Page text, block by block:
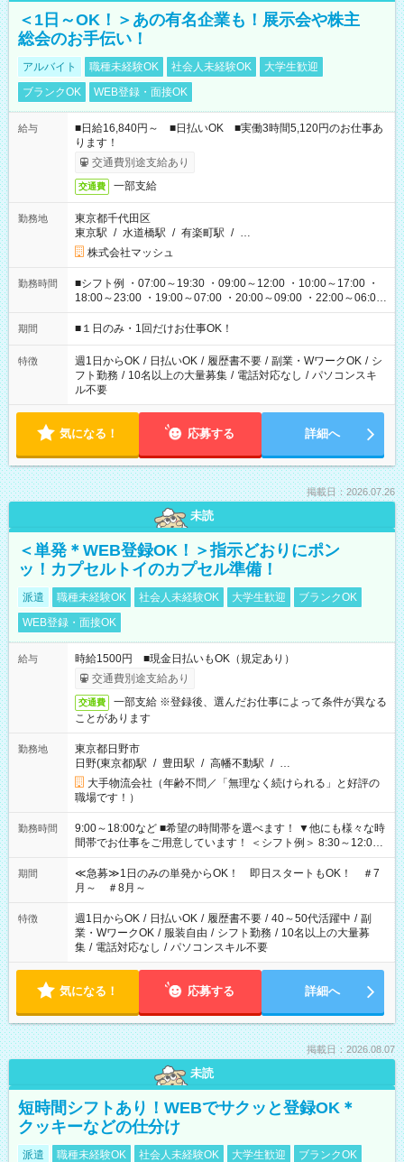
＜1日～OK！＞あの有名企業も！展示会や株主
総会のお手伝い！
アルバイト 職種未経験OK 社会人未経験OK
大学生歓迎
ブランクOK
WEB登録・面接OK
給与
■日給16,840円～ ■日払いOK ■実働3時間5,120円のお仕事あ
ります！
交通費別途支給あり
交通費 一部支給
勤務地
東京都千代田区
東京駅 / 水道橋駅 / 有楽町駅 / …
株式会社マッシュ
勤務時間
■シフト例 ・07:00～19:30 ・09:00～12:00 ・10:00～17:00 ・
18:00～23:00 ・19:00～07:00 ・20:00～09:00 ・22:00～06:00
etc ★最短で3時間で5,120円のお仕事から 15時間で2万円近く稼
げるお仕事も！ ご希望のお時間に合わせてご紹介！ ※シフトは
ください！
期間 ■１日のみ・1回だけお仕事OK！
特徴 週1日からOK / 日払いOK / 履歴書不要 / 副業・WワークOK / シ
フト勤務 / 10名以上の大量募集 / 電話対応なし / パソコンスキ
ル不要
気になる！ 応募する 詳細へ
掲載日：2026.07.26
未読
＜単発＊WEB登録OK！＞指示どおりにポン
ッ！カプセルトイのカプセル準備！
派遣 職種未経験OK 社会人未経験OK 大学生歓迎
ブランクOK
WEB登録・面接OK
給与
時給1500円 ■現金日払いもOK（規定あり）
交通費別途支給あり
交通費
一部支給 ※登録後、選んだお仕事によって条件が異なる
ことがあります
勤務地
東京都日野市
日野(東京都)駅 / 豊田駅 / 高幡不動駅 / …
大手物流会社（年齢不問／「無理なく続けられる」と好評の
職場です！）
勤務時間
9:00～18:00など ■希望の時間帯を選べます！ ▼他にも様々な時
間帯でお仕事をご用意しています！ ＜シフト例＞ 8:30～12:00
17:00～22:00 13:00～22:00 22:00～翌6:00 など
期間
≪急募≫1日のみの単発からOK！ 即日スタートもOK！ ＃7
月～ ＃8月～
特徴 週1日からOK / 日払いOK / 履歴書不要 / 40～50代活躍中 / 副
業・WワークOK / 服装自由 / シフト勤務 / 10名以上の大量募
集 / 電話対応なし / パソコンスキル不要
気になる！ 応募する 詳細へ
掲載日：2026.08.07
未読
短時間シフトあり！WEBでサクッと登録OK＊
クッキーなどの仕分け
派遣 職種未経験OK 社会人未経験OK 大学生歓迎
ブランクOK